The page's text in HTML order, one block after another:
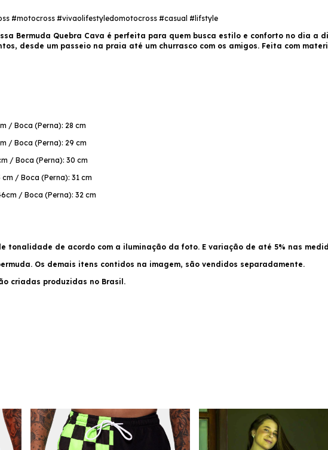
#motocross #vivaolifestyledomotocross #casual #lifstyle
Bermuda Quebra Cava é perfeita para quem busca estilo e conforto no dia a
desde um passeio na praia até um churrasco com os amigos. Feita com
/ Boca (Perna): 28 cm
/ Boca (Perna): 29 cm
/ Boca (Perna): 30 cm
/ Boca (Perna): 31 cm
/ Boca (Perna): 32 cm
tonalidade de acordo com a iluminação da foto. E variação de até 5% nas
Os demais itens contidos na imagem, são vendidos separadamente.
criadas produzidas no Brasil.